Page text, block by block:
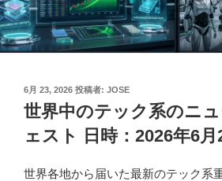
投
稿
日:
6月 23, 2026 投稿者: JOSE
世界中のテック系のニ
ェスト 日時：2026年6月
世界各地から届いた最新のテック系